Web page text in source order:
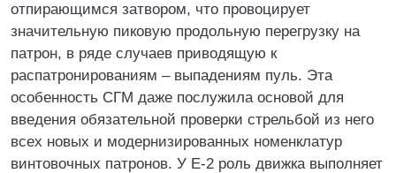
отпирающимся затвором, что провоцирует
значительную пиковую продольную перегрузку на
патрон, в ряде случаев приводящую к
распатронированиям – выпадениям пуль. Эта
особенность СГМ даже послужила основой для
введения обязательной проверки стрельбой из него
всех новых и модернизированных номенклатур
винтовочных патронов. У Е-2 роль движка выполняет